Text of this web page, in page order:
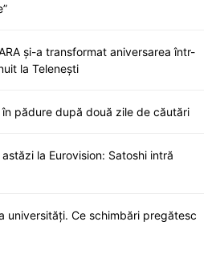
și-a transformat aniversarea într-
la Telenești
pădure după două zile de căutări
astăzi la Eurovision: Satoshi intră
universități. Ce schimbări pregătesc